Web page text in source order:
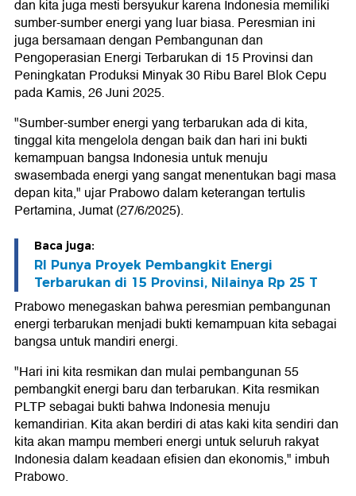
dan kita juga mesti bersyukur karena Indonesia memiliki
sumber-sumber energi yang luar biasa. Peresmian ini
juga bersamaan dengan Pembangunan dan
Pengoperasian Energi Terbarukan di 15 Provinsi dan
Peningkatan Produksi Minyak 30 Ribu Barel Blok Cepu
pada Kamis, 26 Juni 2025.
"Sumber-sumber energi yang terbarukan ada di kita,
tinggal kita mengelola dengan baik dan hari ini bukti
kemampuan bangsa Indonesia untuk menuju
swasembada energi yang sangat menentukan bagi masa
depan kita," ujar Prabowo dalam keterangan tertulis
Pertamina, Jumat (27/6/2025).
Baca juga:
RI Punya Proyek Pembangkit Energi
Terbarukan di 15 Provinsi, Nilainya Rp 25 T
Prabowo menegaskan bahwa peresmian pembangunan
energi terbarukan menjadi bukti kemampuan kita sebagai
bangsa untuk mandiri energi.
"Hari ini kita resmikan dan mulai pembangunan 55
pembangkit energi baru dan terbarukan. Kita resmikan
PLTP sebagai bukti bahwa Indonesia menuju
kemandirian. Kita akan berdiri di atas kaki kita sendiri dan
kita akan mampu memberi energi untuk seluruh rakyat
Indonesia dalam keadaan efisien dan ekonomis," imbuh
Prabowo.